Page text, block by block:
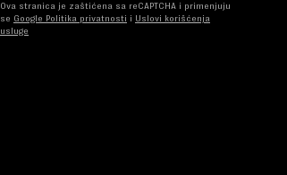
Ova stranica je zaštićena sa reCAPTCHA i primenjuju
se Google Politika privatnosti i Uslovi korišćenja
usluge